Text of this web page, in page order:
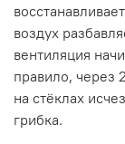
воздух
вентиляция
правило, через
на стёклах
грибка.